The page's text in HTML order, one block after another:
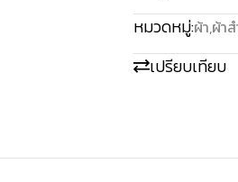
หมวดหมู่:ผ้า,ผ้า
เปรียบเทียบ